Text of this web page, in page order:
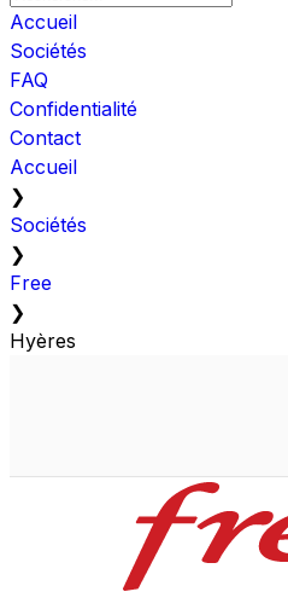
Accueil
Sociétés
FAQ
Confidentialité
Contact
Accueil
❯
Sociétés
❯
Free
❯
Hyères